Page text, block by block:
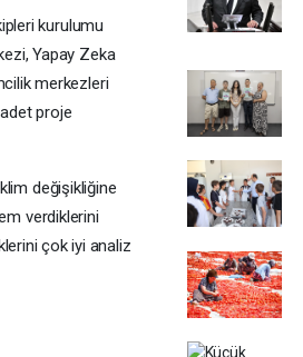
kurulumu
Yapay Zeka
merkezleri
proje
değişikliğine
verdiklerini
çok iyi analiz